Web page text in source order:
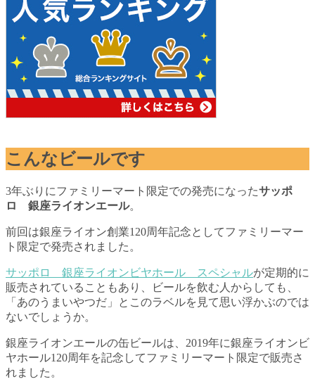
こんなビールです
3年ぶりにファミリーマート限定での発売になったサッポ
ロ 銀座ライオンエール。
前回は銀座ライオン創業120周年記念としてファミリーマー
ト限定で発売されました。
サッポロ 銀座ライオンビヤホール スペシャルが定期的に
販売されていることもあり、ビールを飲む人からしても、
「あのうまいやつだ」とこのラベルを見て思い浮かぶのでは
ないでしょうか。
銀座ライオンエールの缶ビールは、2019年に銀座ライオンビ
ヤホール120周年を記念してファミリーマート限定で販売さ
れました。